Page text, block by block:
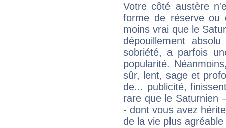
Votre côté austère
forme de réserve
moins vrai que le
dépouillement
sobriété, a parfois
popularité.
sûr, lent, sage et
de... publicité,
rare que le Saturnien
- dont vous avez
de la vie plus